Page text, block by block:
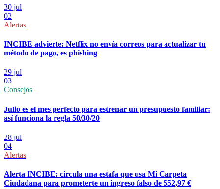
30 jul
02
Alertas
INCIBE advierte: Netflix no envía correos para actualizar tu
método de pago, es phishing
29 jul
03
Consejos
Julio es el mes perfecto para estrenar un presupuesto familiar:
así funciona la regla 50/30/20
28 jul
04
Alertas
Alerta INCIBE: circula una estafa que usa Mi Carpeta
Ciudadana para prometerte un ingreso falso de 552,97 €